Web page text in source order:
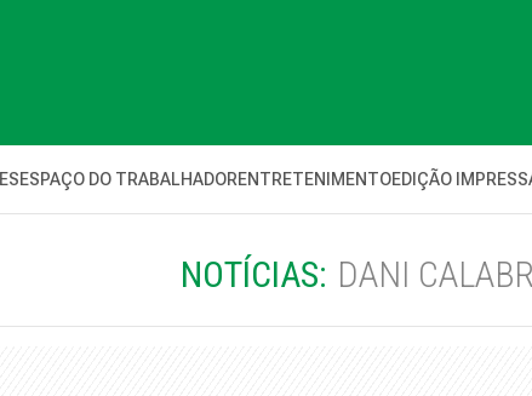
ESPAÇO DO TRABALHADORENTRETENIMENTOEDIÇÃO
NOTÍCIAS: DANI